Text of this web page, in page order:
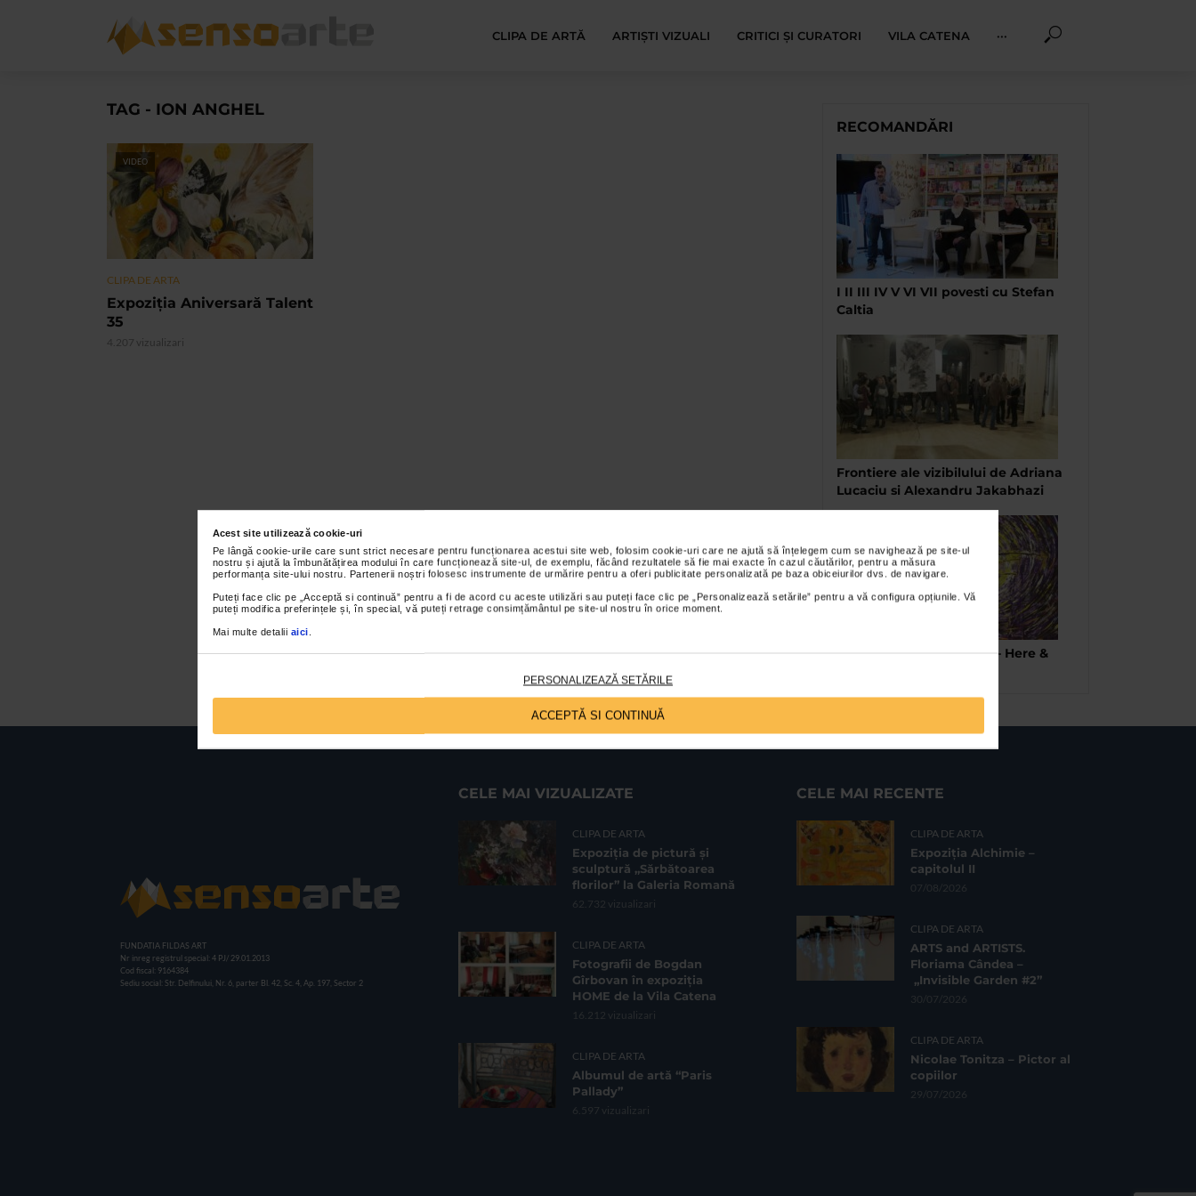
Acest site utilizează cookie-uri
Pe lângă cookie-urile care sunt strict necesare pentru funcționarea acestui site web, folosim cookie-uri care ne ajută să înțelegem cum se navighează pe site-ul
nostru și ajută la îmbunătățirea modului în care funcționează site-ul, de exemplu, făcând rezultatele să fie mai exacte în cazul căutărilor, pentru a măsura
performanța site-ului nostru. Partenerii noștri folosesc instrumente de urmărire pentru a oferi publicitate personalizată pe baza obiceiurilor dvs. de navigare.
Puteți face clic pe „Acceptă si continuă” pentru a fi de acord cu aceste utilizări sau puteți face clic pe „Personalizează setările” pentru a vă configura opțiunile. Vă
puteți modifica preferințele și, în special, vă puteți retrage consimțământul pe site-ul nostru în orice moment.
Mai multe detalii aici
PERSONALIZEAZĂ SETĂRILE
ACCEPTĂ SI CONTINUĂ
CLIPA DE ARTĂ ARTIȘTI VIZUALI CRITICI ȘI CURATORI VILA CATENA ···
TAG - ION ANGHEL
VIDEO
CLIPA DE ARTA
Expoziția Aniversară Talent
35
4.207 vizualizari
RECOMANDĂRI
I II III IV V VI VII povesti cu Stefan
Caltia
Frontiere ale vizibilului de Adriana
Lucaciu si Alexandru Jakabhazi
Dominic – Petru Virtosu – Here &
FUNDATIA FILDAS ART
Nr inreg registrul special: 4 PJ/ 29.01.2013
Cod fiscal: 9164384
Sediu social: Str. Delfinului, Nr. 6, parter Bl. 42, Sc. 4, Ap. 197, Sector 2
CELE MAI VIZUALIZATE
CLIPA DE ARTA
Expoziția de pictură și
sculptură „Sărbătoarea
florilor” la Galeria Romană
62.732 vizualizari
CLIPA DE ARTA
Fotografii de Bogdan
Gîrbovan în expoziția
HOME de la Vila Catena
16.212 vizualizari
CLIPA DE ARTA
Albumul de artă “Paris
Pallady”
6.597 vizualizari
CELE MAI RECENTE
CLIPA DE ARTA
Expoziția Alchimie –
capitolul II
07/08/2026
CLIPA DE ARTA
ARTS and ARTISTS.
Floriama Cândea –
„Invisible Garden #2”
30/07/2026
CLIPA DE ARTA
Nicolae Tonitza – Pictor al
copiilor
29/07/2026